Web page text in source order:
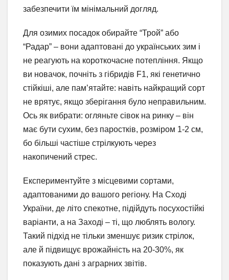
забезпечити їм мінімальний догляд.
Для озимих посадок обирайте “Трой” або
“Радар” – вони адаптовані до українських зим і
не реагують на короткочасне потепління. Якщо
ви новачок, почніть з гібридів F1, які генетично
стійкіші, але пам’ятайте: навіть найкращий сорт
не врятує, якщо зберігання було неправильним.
Ось як вибрати: огляньте сівок на ринку – він
має бути сухим, без паростків, розміром 1-2 см,
бо більші частіше стрілкують через
накопичений стрес.
Експериментуйте з місцевими сортами,
адаптованими до вашого регіону. На Сході
України, де літо спекотне, підійдуть посухостійкі
варіанти, а на Заході – ті, що люблять вологу.
Такий підхід не тільки зменшує ризик стрілок,
але й підвищує врожайність на 20-30%, як
показують дані з аграрних звітів.